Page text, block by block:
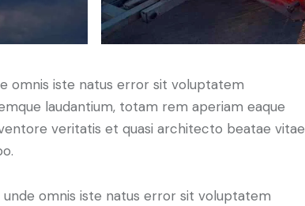
omnis iste natus error sit voluptatem
laudantium, totam rem aperiam eaque
veritatis et quasi architecto beatae vitae
unde omnis iste natus error sit voluptatem